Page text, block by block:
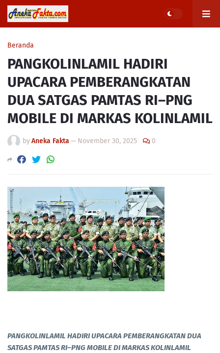
Beranda
PANGKOLINLAMIL HADIRI
UPACARA PEMBERANGKATAN
DUA SATGAS PAMTAS RI–PNG
MOBILE DI MARKAS KOLINLAMIL
byAneka Fakta — November 30, 2025 0
PANGKOLINLAMIL HADIRI UPACARA PEMBERANGKATAN DUA
SATGAS PAMTAS RI–PNG MOBILE DI MARKAS KOLINLAMIL